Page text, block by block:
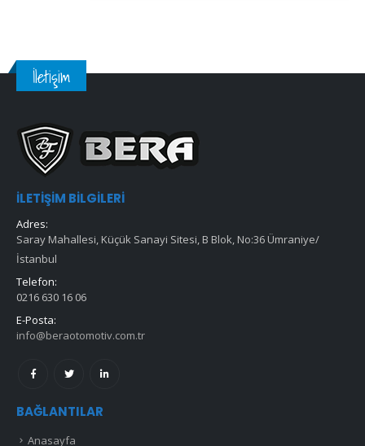
İletişim
İLETIŞIM BILGILERI
Adres:
Saray Mahallesi, Küçük Sanayi Sitesi, B Blok, No:36 Ümraniye/
İstanbul
Telefon:
0216 630 16 06
E-Posta:
info@beraotomotiv.com.tr
BAĞLANTILAR
Anasayfa